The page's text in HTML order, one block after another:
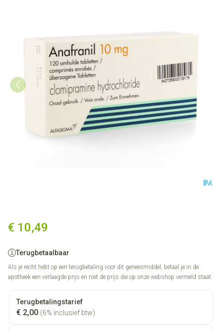
€ 10,49
Terugbetaalbaar
Als je recht hebt op een terugbetaling voor dit geneesmiddel, betaal je in de
apotheek een verlaagde prijs en niet de prijs die op onze webshop vermeld staat.
Terugbetalingstarief
€ 2,00 (6% inclusief btw)